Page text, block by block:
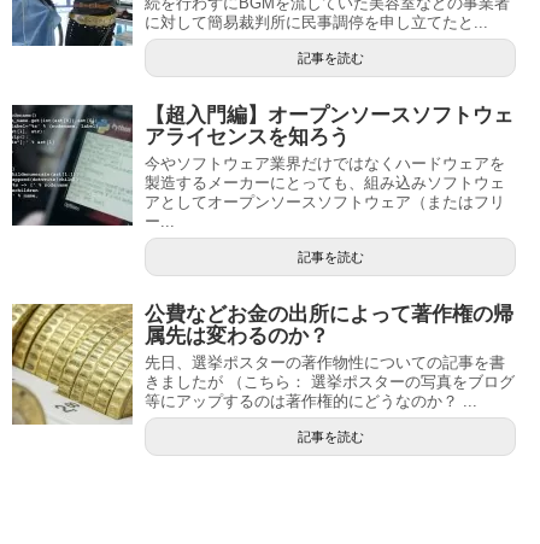
に対して簡易裁判所に民事調停を申し立てたと...
記事を読む
【超入門編】オープンソースソフトウェ
アライセンスを知ろう
今やソフトウェア業界だけではなくハードウェアを
製造するメーカーにとっても、組み込みソフトウェ
アとしてオープンソースソフトウェア（またはフリ
ー...
記事を読む
公費などお金の出所によって著作権の帰
属先は変わるのか？
先日、選挙ポスターの著作物性についての記事を書
きましたが （こちら： 選挙ポスターの写真をブログ
等にアップするのは著作権的にどうなのか？ ...
記事を読む